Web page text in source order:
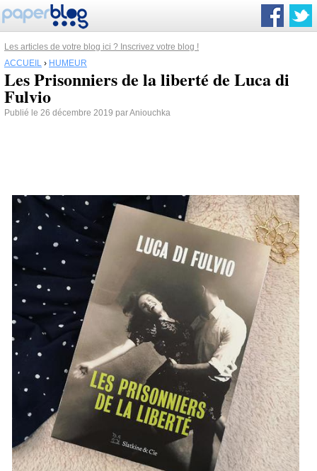
Les articles de votre blog ici ? Inscrivez votre blog !
ACCUEIL › HUMEUR
Les Prisonniers de la liberté de Luca di
Fulvio
Publié le 26 décembre 2019 par Aniouchka